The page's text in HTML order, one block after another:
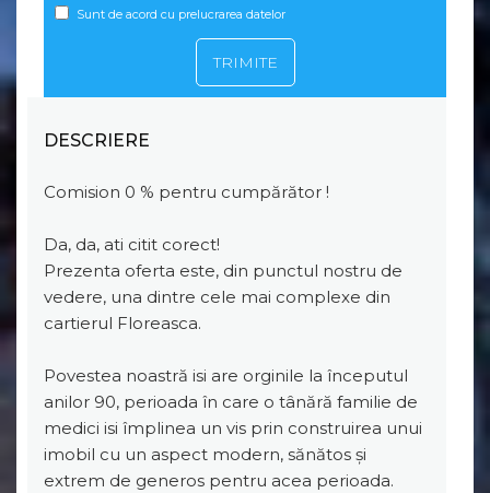
Sunt de acord cu prelucrarea datelor
DESCRIERE
Comision 0 % pentru cumpărător !
Da, da, ati citit corect!
Prezenta oferta este, din punctul nostru de
vedere, una dintre cele mai complexe din
cartierul Floreasca.
Povestea noastră isi are orginile la începutul
anilor 90, perioada în care o tânără familie de
medici isi împlinea un vis prin construirea unui
imobil cu un aspect modern, sănătos și
extrem de generos pentru acea perioada.